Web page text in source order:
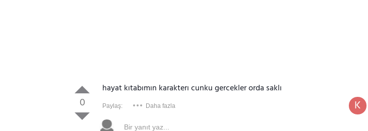
0
hayat kıtabımın karakterı cunku gercekler orda saklı
Paylaş: Daha fazla K